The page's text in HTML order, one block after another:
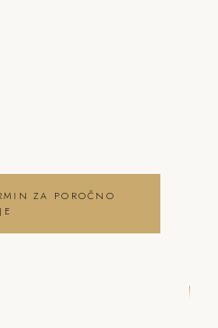
ZA POROČNO